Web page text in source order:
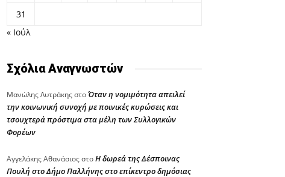
31
« Ιούλ
Σχόλια Αναγνωστών
Μανώλης ΛυτράκηςστοΌταν η νομιμότητα απειλεί
την κοινωνική συνοχή με ποινικές κυρώσεις και
τσουχτερά πρόστιμα στα μέλη των Συλλογικών
Φορέων
Αγγελάκης ΑθανάσιοςστοΗ δωρεά της Δέσποινας
Πουλή στο Δήμο Παλλήνης στο επίκεντρο δημόσιας